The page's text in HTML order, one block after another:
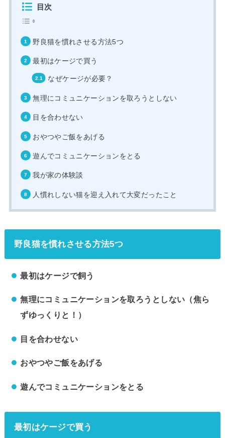
目次
野良猫を慣れさせる方法5つ
最初はケージで買う
なぜケージが必要？
無理にコミュニケーションを取ろうとしない
目を合わせない
おやつやご飯をあげる
遊んでコミュニケーションをとる
我が家の体験談
人慣れしない猫を迎え入れて大変だったこと
野良猫を慣れさせる方法5つ
最初はケージで飼う
無理にコミュニケーションを取ろうとしない（焦ら
ずゆっくりと！）
目を合わせない
おやつやご飯をあげる
遊んでコミュニケーションをとる
最初はケージで買う